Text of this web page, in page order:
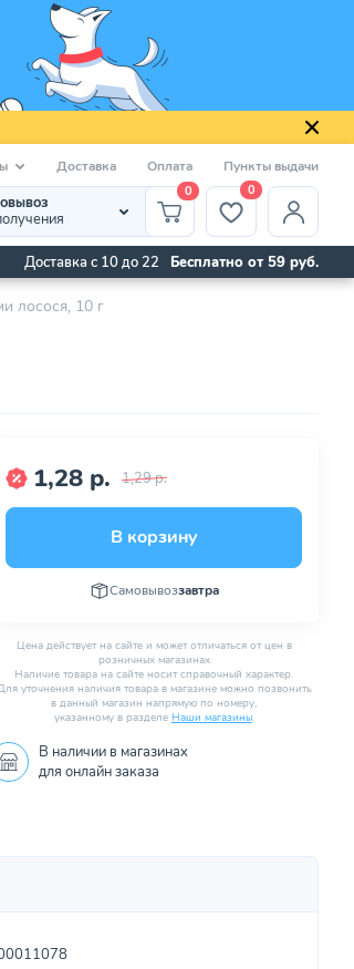
Доставка Оплата Пункты выдачи
0 0
Доставка с 10 до 22 Бесплатно от 59 руб.
лосося, 10 г
1,28 р. 1,29 р.
В корзину
Самовывоззавтра
Цена действует на сайте и может отличаться от цен в
розничных магазинах
Наличие товара на сайте носит справочный характер.
уточнения наличия товара в магазине можно позвонить
в данный магазин напрямую по номеру,
указанному в разделе Наши магазины.
В наличии в магазинах
для онлайн заказа